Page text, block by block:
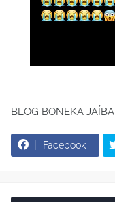
BLOG BONEKA JAÍBA
Facebook